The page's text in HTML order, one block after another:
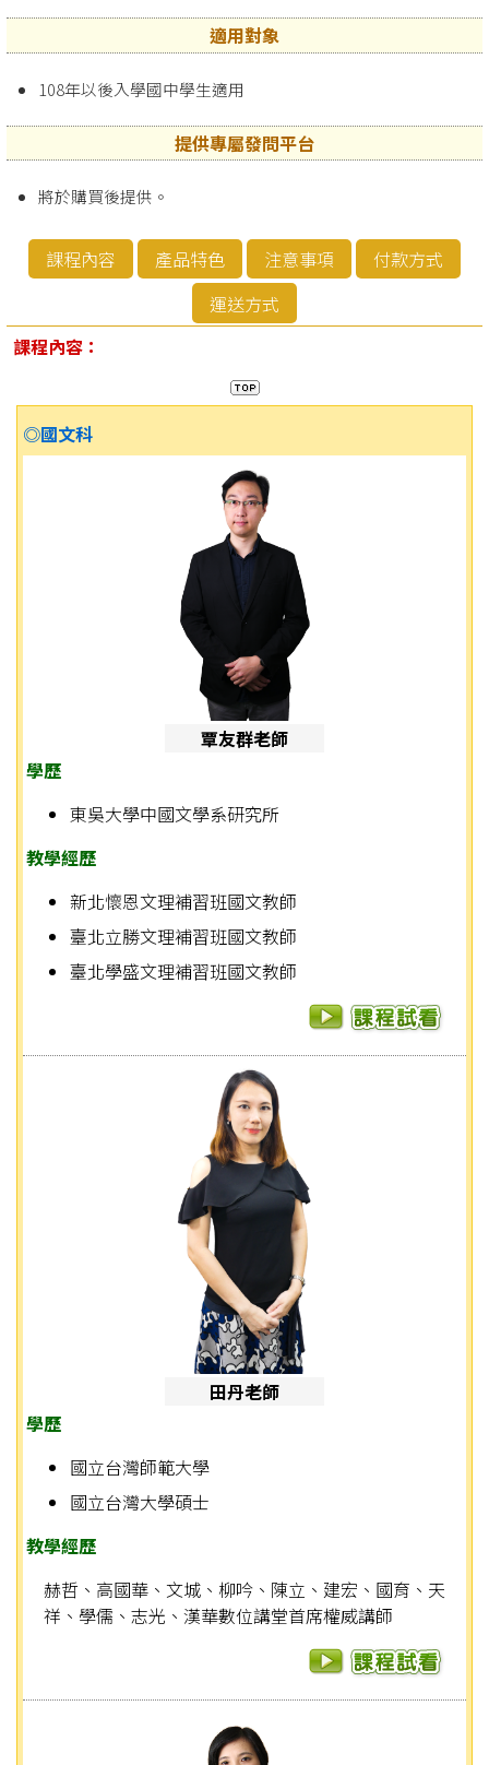
適用對象
108年以後入學國中學生適用
提供專屬發問平台
將於購買後提供。
課程內容 產品特色 注意事項
付款方式
運送方式
課程內容：
◎國文科
覃友群老師
學歷
東吳大學中國文學系研究所
教學經歷
新北懷恩文理補習班國文教師
臺北立勝文理補習班國文教師
臺北學盛文理補習班國文教師
田丹老師
學歷
國立台灣師範大學
國立台灣大學碩士
教學經歷
赫哲、高國華、文城、柳吟、陳立、建宏、國育、天
祥、學儒、志光、漢華數位講堂首席權威講師